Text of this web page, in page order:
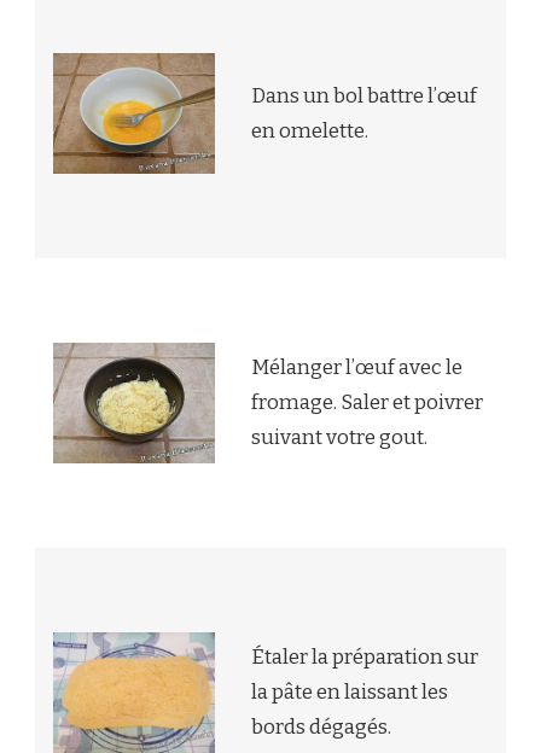
Dans un bol battre l’œuf
en omelette.
Mélanger l’œuf avec le
fromage. Saler et poivrer
suivant votre gout.
Étaler la préparation sur
la pâte en laissant les
bords dégagés.